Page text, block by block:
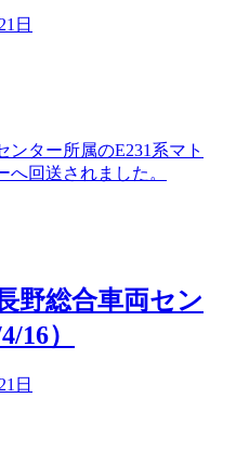
日
ンター所属のE231系マト
へ回送されました。
野総合車両セン
16）
日